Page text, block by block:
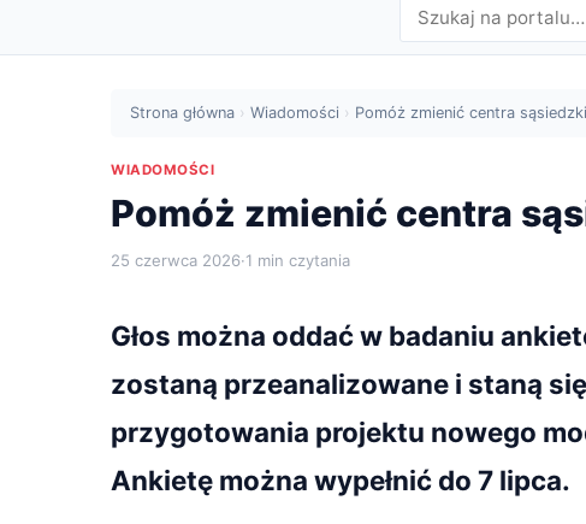
Strona główna › Wiadomości › Pomóż zmienić centra
WIADOMOŚCI
Pomóż zmienić centra
25 czerwca 2026·1 min czytania
Głos można oddać w badaniu
zostaną przeanalizowane i staną
przygotowania projektu nowego
Ankietę można wypełnić do 7 lipca.